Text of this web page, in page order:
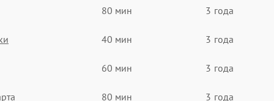
80 мин 3 года
40 мин 3 года
60 мин 3 года
80 мин 3 года